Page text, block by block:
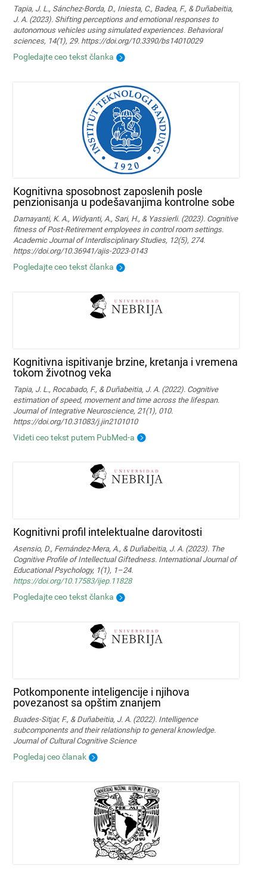
Tapia, J. L., Sánchez-Borda, D., Iniesta, C., Badea, F., & Duñabeitia,
J. A. (2023). Shifting perceptions and emotional responses to
autonomous vehicles using simulated experiences. Behavioral
sciences, 14(1), 29. https://doi.org/10.3390/bs14010029
Pogledajte ceo tekst članka
Kognitivna sposobnost zaposlenih posle
penzionisanja u podešavanjima kontrolne sobe
Damayanti, K. A., Widyanti, A., Sari, H., & Yassierli. (2023). Cognitive
fitness of Post-Retirement employees in control room settings.
Academic Journal of Interdisciplinary Studies, 12(5), 274.
https://doi.org/10.36941/ajis-2023-0143
Pogledajte ceo tekst članka
Kognitivna ispitivanje brzine, kretanja i vremena
tokom životnog veka
Tapia, J. L., Rocabado, F., & Duñabeitia, J. A. (2022). Cognitive
estimation of speed, movement and time across the lifespan.
Journal of Integrative Neuroscience, 21(1), 010.
https://doi.org/10.31083/j.jin2101010
Videti ceo tekst putem PubMed-a
Kognitivni profil intelektualne darovitosti
Asensio, D., Fernández-Mera, A., & Duñabeitia, J. A. (2023). The
Cognitive Profile of Intellectual Giftedness. International Journal of
Educational Psychology, 1(1), 1–24.
https://doi.org/10.17583/ijep.11828
Pogledajte ceo tekst članka
Potkomponente inteligencije i njihova
povezanost sa opštim znanjem
Buades-Sitjar, F., & Duñabeitia, J. A. (2022). Intelligence
subcomponents and their relationship to general knowledge.
Journal of Cultural Cognitive Science
Pogledaj ceo članak